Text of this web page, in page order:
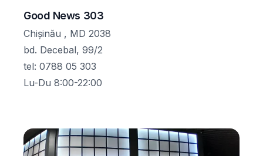
Good News 303
Chișinău , MD 2038
bd. Decebal, 99/2
tel: 0788 05 303
Lu-Du 8:00-22:00